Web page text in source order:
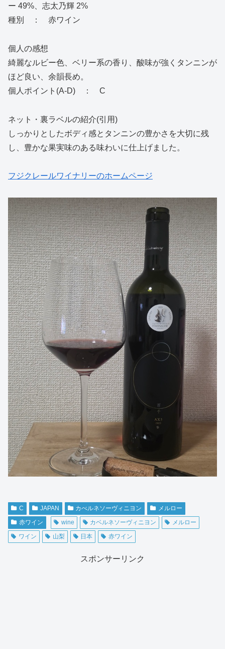
ー 49%、志太乃輝 2%
種別 ： 赤ワイン
個人の感想
綺麗なルビー色、ベリー系の香り、酸味が強くタンニンが
ほど良い、余韻長め。
個人ポイント(A-D) ： C
ネット・裏ラベルの紹介(引用)
しっかりとしたボディ感とタンニンの豊かさを大切に残
し、豊かな果実味のある味わいに仕上げました。
フジクレールワイナリーのホームページ
C JAPAN カべルネソーヴィニヨン
メルロー
赤ワイン
wine カベルネソーヴィニヨン
メルロー
ワイン
山梨 日本 赤ワイン
スポンサーリンク